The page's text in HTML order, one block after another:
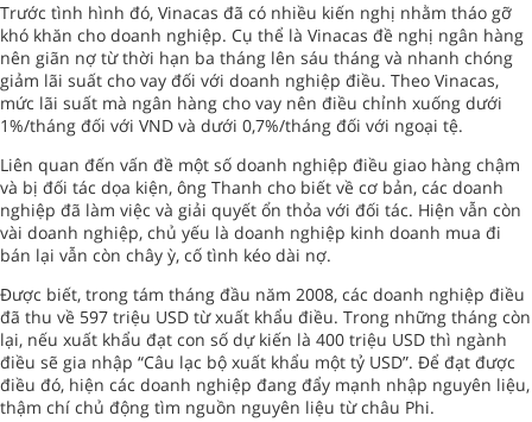
Trước tình hình đó, Vinacas đã có nhiều kiến nghị nhằm tháo gỡ
khó khăn cho doanh nghiệp. Cụ thể là Vinacas đề nghị ngân hàng
nên giãn nợ từ thời hạn ba tháng lên sáu tháng và nhanh chóng
giảm lãi suất cho vay đối với doanh nghiệp điều. Theo Vinacas,
mức lãi suất mà ngân hàng cho vay nên điều chỉnh xuống dưới
1%/tháng đối với VND và dưới 0,7%/tháng đối với ngoại tệ.
Liên quan đến vấn đề một số doanh nghiệp điều giao hàng chậm
và bị đối tác dọa kiện, ông Thanh cho biết về cơ bản, các doanh
nghiệp đã làm việc và giải quyết ổn thỏa với đối tác. Hiện vẫn còn
vài doanh nghiệp, chủ yếu là doanh nghiệp kinh doanh mua đi
bán lại vẫn còn chây ỳ, cố tình kéo dài nợ.
Được biết, trong tám tháng đầu năm 2008, các doanh nghiệp điều
đã thu về 597 triệu USD từ xuất khẩu điều. Trong những tháng còn
lại, nếu xuất khẩu đạt con số dự kiến là 400 triệu USD thì ngành
điều sẽ gia nhập “Câu lạc bộ xuất khẩu một tỷ USD”. Để đạt được
điều đó, hiện các doanh nghiệp đang đẩy mạnh nhập nguyên liệu,
thậm chí chủ động tìm nguồn nguyên liệu từ châu Phi.